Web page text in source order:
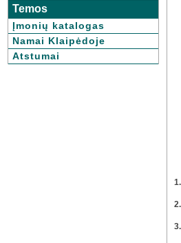
Temos
Įmonių katalogas
Namai Klaipėdoje
Atstumai
1.
2.
3.